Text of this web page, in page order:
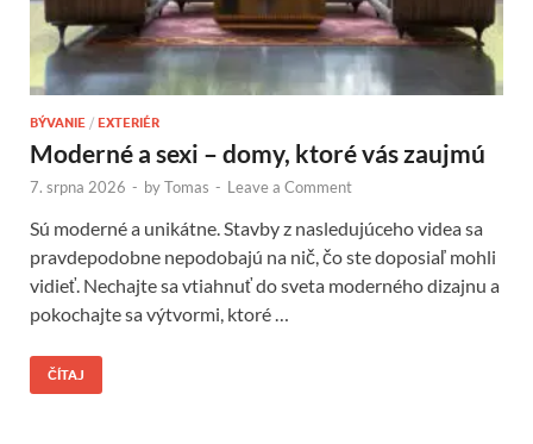
BÝVANIE / EXTERIÉR
Moderné a sexi – domy, ktoré vás zaujmú
7. srpna 2026 - byTomas - Leave a Comment
Sú moderné a unikátne. Stavby z nasledujúceho videa sa
pravdepodobne nepodobajú na nič, čo ste doposiaľ mohli
vidieť. Nechajte sa vtiahnuť do sveta moderného dizajnu a
pokochajte sa výtvormi, ktoré …
ČÍTAJ